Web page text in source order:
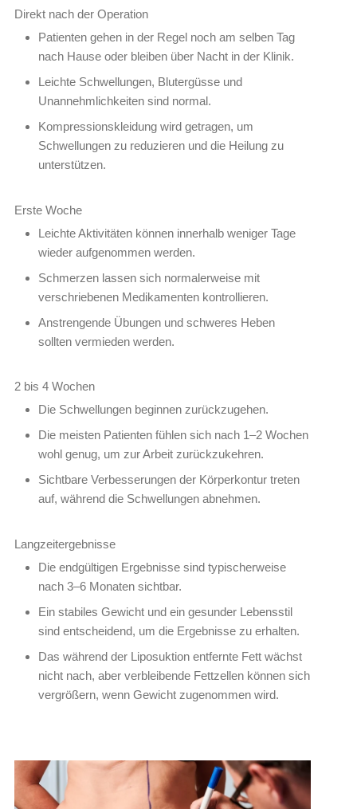
Direkt nach der Operation
Patienten gehen in der Regel noch am selben Tag
nach Hause oder bleiben über Nacht in der Klinik.
Leichte Schwellungen, Blutergüsse und
Unannehmlichkeiten sind normal.
Kompressionskleidung wird getragen, um
Schwellungen zu reduzieren und die Heilung zu
unterstützen.
Erste Woche
Leichte Aktivitäten können innerhalb weniger Tage
wieder aufgenommen werden.
Schmerzen lassen sich normalerweise mit
verschriebenen Medikamenten kontrollieren.
Anstrengende Übungen und schweres Heben
sollten vermieden werden.
2 bis 4 Wochen
Die Schwellungen beginnen zurückzugehen.
Die meisten Patienten fühlen sich nach 1–2 Wochen
wohl genug, um zur Arbeit zurückzukehren.
Sichtbare Verbesserungen der Körperkontur treten
auf, während die Schwellungen abnehmen.
Langzeitergebnisse
Die endgültigen Ergebnisse sind typischerweise
nach 3–6 Monaten sichtbar.
Ein stabiles Gewicht und ein gesunder Lebensstil
sind entscheidend, um die Ergebnisse zu erhalten.
Das während der Liposuktion entfernte Fett wächst
nicht nach, aber verbleibende Fettzellen können sich
vergrößern, wenn Gewicht zugenommen wird.